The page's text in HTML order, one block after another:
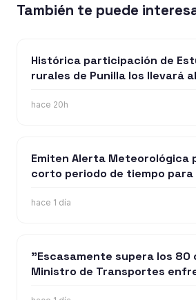
También te puede
Histórica participación de
rurales de Punilla los llevará
hace 20h
Emiten Alerta Meteorológica
corto periodo de tiempo
hace 1 día
"Escasamente supera los 80
Ministro de Transportes